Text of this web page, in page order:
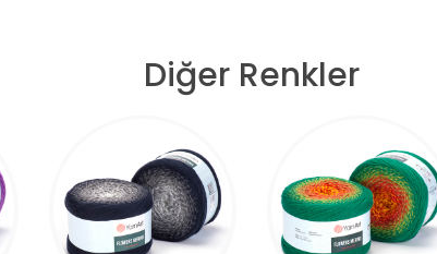
Diğer Renkler